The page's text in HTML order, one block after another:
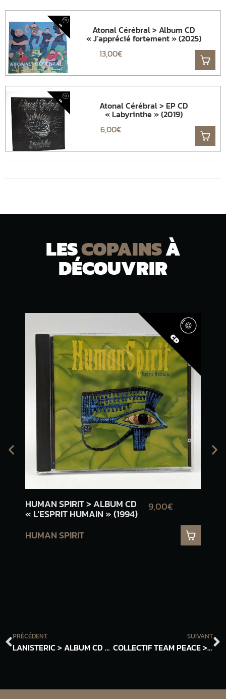
Atonal Cérébral > Album CD
« J’apprécié fortement » (2025)
13,00€
Atonal Cérébral > EP CD
« Labyrinthe » (2019)
6,00€
LESCOPAINSÀ
DÉCOUVRIR
HUMAN SPIRIT > ALBUM CD
« L’ESPRIT HUMAIN » (1994)
9,00€
HUMAN SPIRIT
PRÉCÉDENT
LANISTERIC > ALBUM CD « SUPER+COOL » (2024)
SUIVANT
COLLECTIF TEAM PEACE > ALBUM CD « SOLEIL NOMADE » (2025)